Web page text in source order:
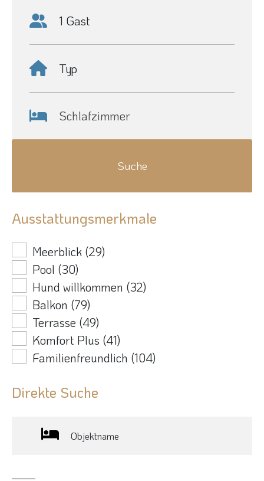
1 Gast
Typ
Schlafzimmer
Ausstattungsmerkmale
Meerblick (29)
Pool (30)
Hund willkommen (32)
Balkon (79)
Terrasse (49)
Komfort Plus (41)
Familienfreundlich (104)
Direkte Suche
Objektname